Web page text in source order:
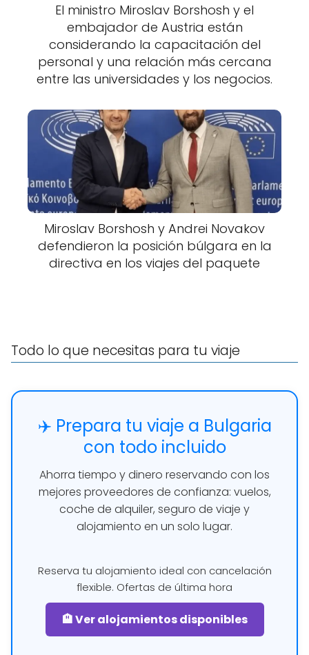
El ministro Miroslav Borshosh y el
embajador de Austria están
considerando la capacitación del
personal y una relación más cercana
entre las universidades y los negocios.
Miroslav Borshosh y Andrei Novakov
defendieron la posición búlgara en la
directiva en los viajes del paquete
Todo lo que necesitas para tu viaje
✈️ Prepara tu viaje a Bulgaria
con todo incluido
Ahorra tiempo y dinero reservando con los
mejores proveedores de confianza: vuelos,
coche de alquiler, seguro de viaje y
alojamiento en un solo lugar.
Reserva tu alojamiento ideal con cancelación
flexible. Ofertas de última hora
🏨 Ver alojamientos disponibles